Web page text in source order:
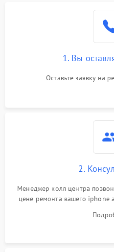
1. Вы
Оставьте заявку на
2.
Менеджер колл центра
цене ремонта вашего iphone